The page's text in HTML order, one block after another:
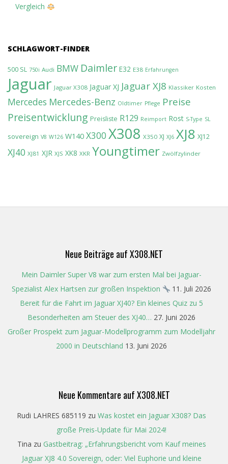
Vergleich
SCHLAGWORT-FINDER
500 SL 750i Audi BMW Daimler E32 E38 Erfahrungen
Jaguar Jaguar X308 Jaguar XJ Jaguar XJ8 Klassiker Kosten
Mercedes Mercedes-Benz Oldtimer Pflege Preise
Preisentwicklung Preisliste R129 Reimport Rost S-Type SL
sovereign V8 W126 W140 X300 X308 X350 XJ XJ6 XJ8 XJ12
XJ40 XJ81 XJR XJS XK8 XKR Youngtimer Zwölfzylinder
Neue Beiträge auf X308.NET
Mein Daimler Super V8 war zum ersten Mal bei Jaguar-
Spezialist Alex Hartsen zur großen Inspektion
11. Juli 2026
Bereit für die Fahrt im Jaguar XJ40? Ein kleines Quiz zu 5
Besonderheiten am Steuer des XJ40… 27. Juni 2026
Großer Prospekt zum Jaguar-Modellprogramm zum Modelljahr
2000 in Deutschland 13. Juni 2026
Neue Kommentare auf X308.NET
Rudi LAHRES 685119 zu Was kostet ein Jaguar X308? Das
große Preis-Update für Mai 2024!
Tina zu Gastbeitrag: „Erfahrungsbericht vom Kauf meines
Jaguar XJ8 4.0 Sovereign, oder: Viel Euphorie und kleine